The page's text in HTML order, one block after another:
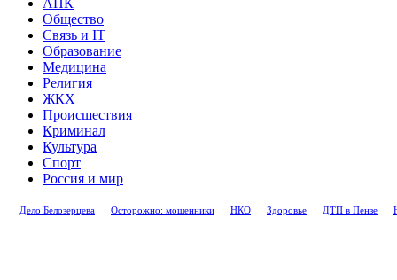
Общество
Связь и IT
Образование
Медицина
Религия
ЖКХ
Происшествия
Криминал
Культура
Спорт
Россия и мир
Дело Белозерцева Осторожно: мошенники НКО Здоровье ДТП в Пензе